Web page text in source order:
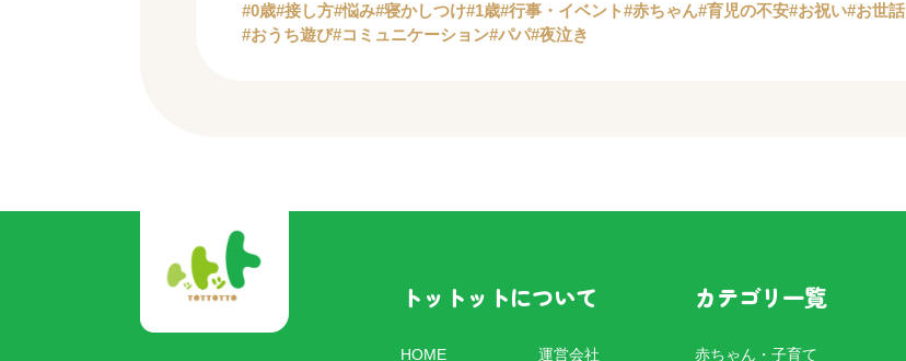
#0歳#接し方#悩み#寝かしつけ#1歳#行事・イベント#赤ちゃん#育児の不安#お祝い#お世話
#おうち遊び#コミュニケーション#パパ#夜泣き
トットットについて
HOME 運営会社
カテゴリ一覧
赤ちゃん・子育て